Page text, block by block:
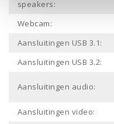
speakers:
Webcam:
Aansluitingen USB 3.1:
Aansluitingen USB 3.2:
Aansluitingen audio:
Aansluitingen video: